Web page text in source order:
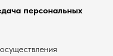
персональных